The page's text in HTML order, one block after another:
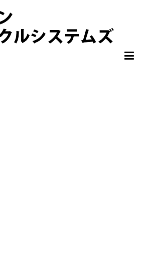
ップ 処分・買取りならカメキンリサイクル